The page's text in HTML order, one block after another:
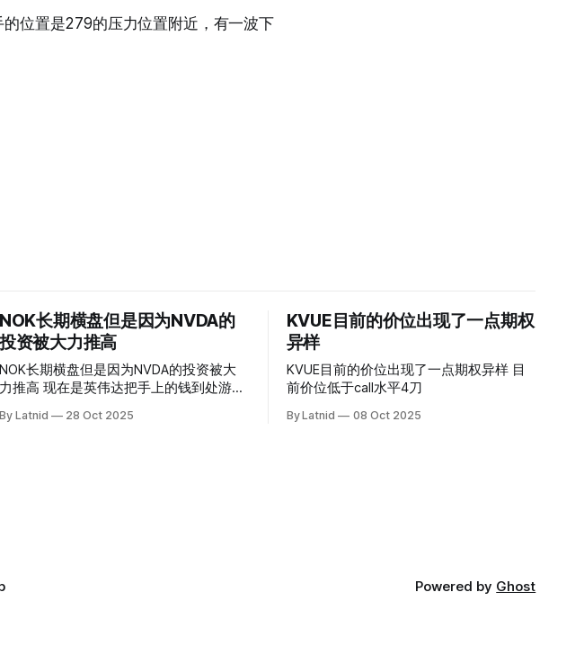
位置是279的压力位置附近，有一波下
NOK长期横盘但是因为NVDA的
投资被大力推高
NOK长期横盘但是因为NVDA的投资被大
力推高 现在是英伟达把手上的钱到处游走
By Latnid 28 Oct 2025
KVUE目前的价位出现了一点期权
异样
KVUE目前的价位出现了一点期权异样 目
前价位低于call水平4刀
By Latnid 08 Oct 2025
Powered by Ghost